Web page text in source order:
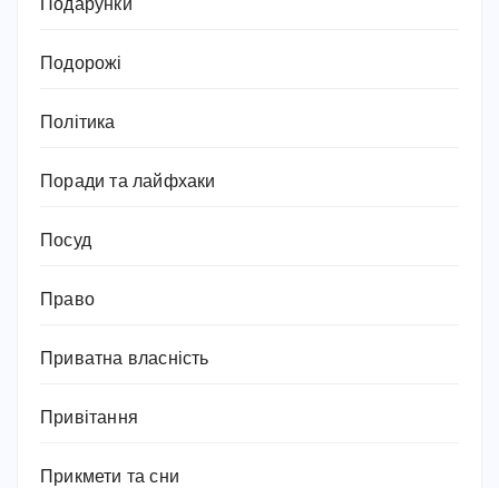
Подарунки
Подорожі
Політика
Поради та лайфхаки
Посуд
Право
Приватна власність
Привітання
Прикмети та сни